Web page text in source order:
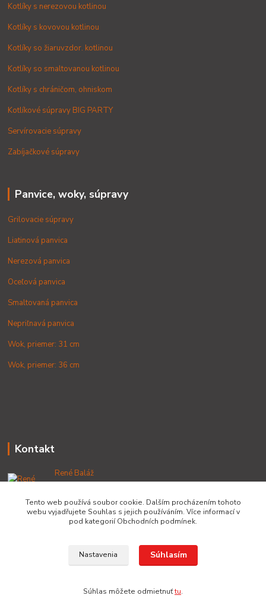
Kotlíky s nerezovou kotlinou
Kotlíky s kovovou kotlinou
Kotlíky so žiaruvzdor. kotlinou
Kotlíky so smaltovanou kotlinou
Kotlíky s chráničom, ohniskom
Kotlíkové súpravy BIG PARTY
Servírovacie súpravy
Zabíjačkové súpravy
Panvice, woky, súpravy
Grilovacie súpravy
Liatinová panvica
Nerezová panvica
Oceľová panvica
Smaltovaná panvica
Nepriľnavá panvica
Wok, priemer: 31 cm
Wok, priemer: 36 cm
Kontakt
René Baláž
+421 902 212 007
od 8:00 - do 16:00 hod
info@lacnekotliky.sk
Copyright © 2014-2030 LACNEKOTLIKY.SK, všetky práva vyhradené
Tento web používá soubor cookie. Dalším procházením tohoto
webu vyjadřujete Souhlas s jejich používáním. Více informací v
pod kategorií Obchodních podmínek.
Nastavenia Súhlasím
Súhlas môžete odmietnuťtu.